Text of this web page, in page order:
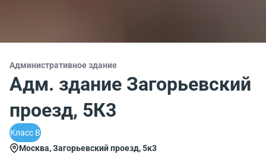
Административное здание
Адм. здание Загорьевский
проезд, 5К3
Класс B
Москва, Загорьевский проезд, 5к3